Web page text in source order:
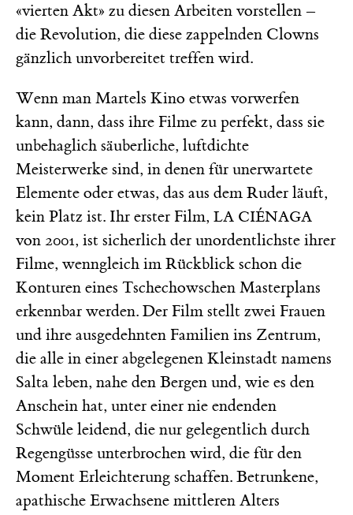
«vierten Akt» zu diesen Arbeiten vorstellen –
die Revolution, die diese zappelnden Clowns
gänzlich unvorbereitet treffen wird.
Wenn man Martels Kino etwas vorwerfen
kann, dann, dass ihre Filme zu perfekt, dass sie
unbehaglich säuberliche, luftdichte
Meisterwerke sind, in denen für unerwartete
Elemente oder etwas, das aus dem Ruder läuft,
kein Platz ist. Ihr erster Film, LA CIÉNAGA
von 2001, ist sicherlich der unordentlichste ihrer
Filme, wenngleich im Rückblick schon die
Konturen eines Tschechowschen Masterplans
erkennbar werden. Der Film stellt zwei Frauen
und ihre ausgedehnten Familien ins Zentrum,
die alle in einer abgelegenen Kleinstadt namens
Salta leben, nahe den Bergen und, wie es den
Anschein hat, unter einer nie endenden
Schwüle leidend, die nur gelegentlich durch
Regengüsse unterbrochen wird, die für den
Moment Erleichterung schaffen. Betrunkene,
apathische Erwachsene mittleren Alters